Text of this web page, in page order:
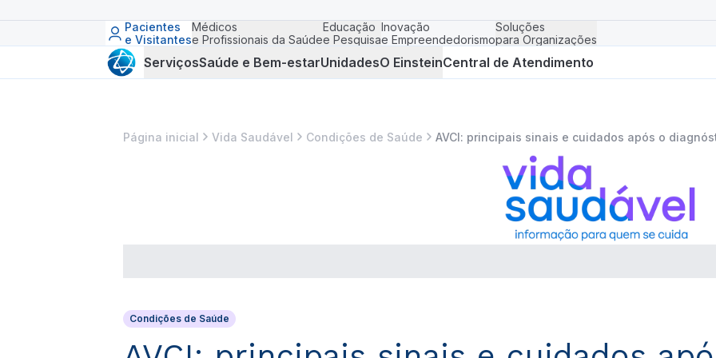
Pacientes
e Visitantes
Médicos
e Profissionais da Saúde
Educação
e Pesquisa
Inovação
e Empreendedorismo
Soluções
para Organizações
ServiçosSaúde e Bem-estarUnidadesO EinsteinCentral de Atendimento
Página inicial Vida Saudável Condições de Saúde AVCI: principais sinais e cuidados após o
Condições de Saúde